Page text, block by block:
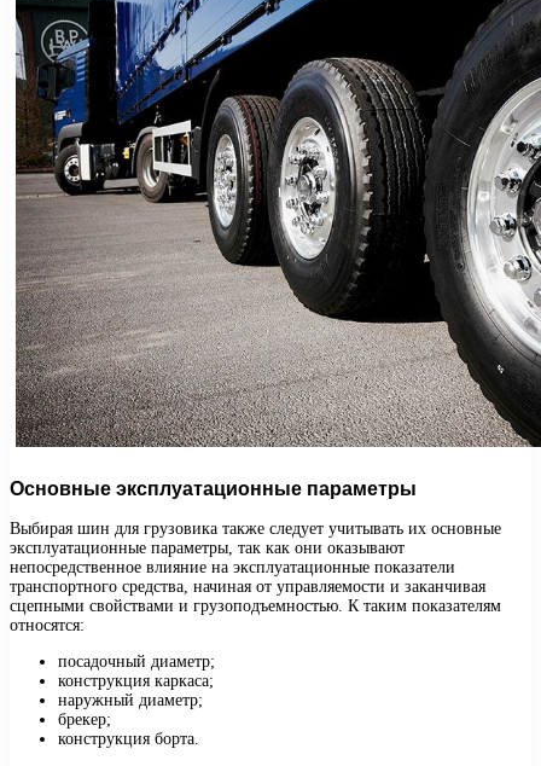
Основные эксплуатационные параметры
Выбирая шин для грузовика также следует учитывать их основные
эксплуатационные параметры, так как они оказывают
непосредственное влияние на эксплуатационные показатели
транспортного средства, начиная от управляемости и заканчивая
сцепными свойствами и грузоподъемностью. К таким показателям
относятся:
посадочный диаметр;
конструкция каркаса;
наружный диаметр;
брекер;
конструкция борта.